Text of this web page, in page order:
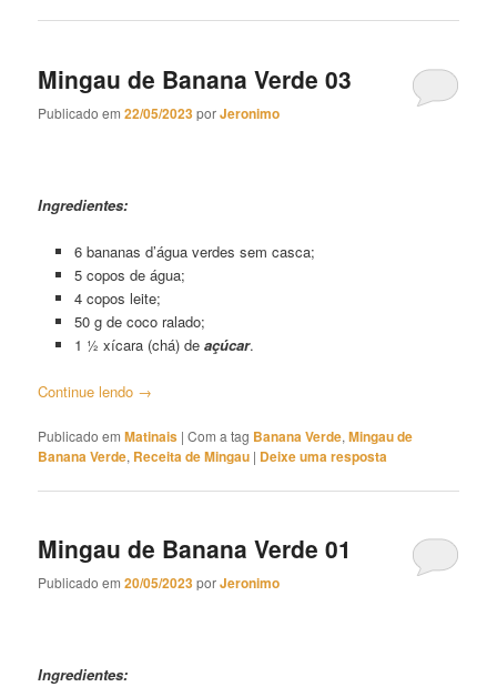
Mingau de Banana Verde 03
Publicado em22/05/2023porJeronimo
Ingredientes:
6 bananas d’água verdes sem casca;
5 copos de água;
4 copos leite;
50 g de coco ralado;
1 ½ xícara (chá) de açúcar.
Continue lendo →
Publicado em Matinais |Com a tag Banana Verde,Mingau de
Banana Verde, Receita de Mingau | Deixe uma resposta
Mingau de Banana Verde 01
Publicado em20/05/2023porJeronimo
Ingredientes: